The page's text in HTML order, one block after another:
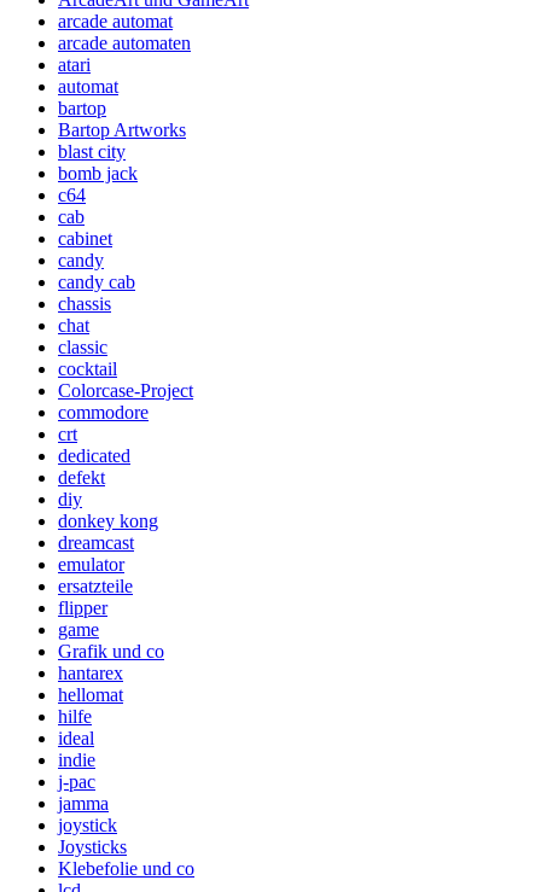
arcade automat
arcade automaten
atari
automat
bartop
Bartop Artworks
blast city
bomb jack
c64
cab
cabinet
candy
candy cab
chassis
chat
classic
cocktail
Colorcase-Project
commodore
crt
dedicated
defekt
diy
donkey kong
dreamcast
emulator
ersatzteile
flipper
game
Grafik und co
hantarex
hellomat
hilfe
ideal
indie
j-pac
jamma
joystick
Joysticks
Klebefolie und co